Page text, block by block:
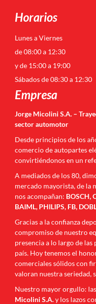
Horarios
Lunes a Viernes
de 08:00 a 12:30
y de 15:00 a 19:00
Sábados de 08:30 a 12:30
Empresa
Jorge Micolini S.A. –
sector automotor
Desde principios de los
comercio de autopartes
convirtiéndonos en un
A mediados de los 80,
mercado mayorista, de la
nos acompañan: BOSCH,
BAIML, PHILIPS, FB,
Gracias a la confianza
compromiso de nuestro
presencia a lo largo de
país. Hoy tenemos el
comerciales sólidos con
valoran nuestra seriedad,
Nuestro mayor orgullo:
Micolini S.A.y los lazos